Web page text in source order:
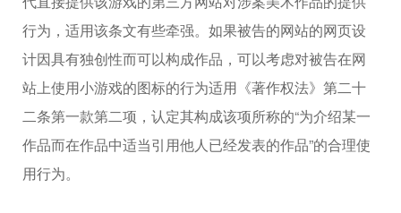
行为，适用该条文有些牵强。如果被告的网站的网页设
计因具有独创性而可以构成作品，可以考虑对被告在网
站上使用小游戏的图标的行为适用《著作权法》第二十
二条第一款第二项，认定其构成该项所称的“为介绍某一
作品而在作品中适当引用他人已经发表的作品”的合理使
用行为。